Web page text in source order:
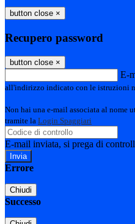
button close ×
Recupero password
button close ×
E-
all'indirizzo indicato con le istruzioni
Non hai una e-mail associata al nome
tramite la Login Spaggiari
E-mail inviata, si prega di
Errore
Chiudi
Successo